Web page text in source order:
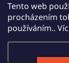
Tento web
procházením
používáním..